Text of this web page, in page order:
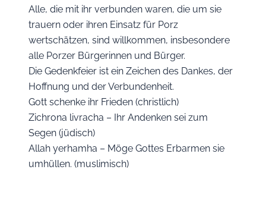
Alle, die mit ihr verbunden waren, die um sie
trauern oder ihren Einsatz für Porz
wertschätzen, sind willkommen, insbesondere
alle Porzer Bürgerinnen und Bürger.
Die Gedenkfeier ist ein Zeichen des Dankes, der
Hoffnung und der Verbundenheit.
Gott schenke ihr Frieden (christlich)
Zichrona livracha – Ihr Andenken sei zum
Segen (jüdisch)
Allah yerhamha – Möge Gottes Erbarmen sie
umhüllen. (muslimisch)